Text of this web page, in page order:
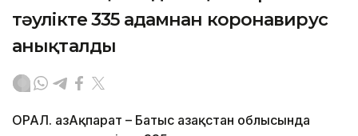
тәулікте 335 адамнан коронавирус
анықталды
ОРАЛ. ҚазАқпарат – Батыс Қазақстан облысында